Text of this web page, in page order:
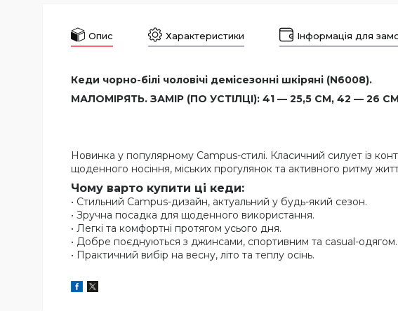
Опис Характеристики Інформація для
Кеди чорно-білі чоловічі демісезонні шкіряні (N6008).
МАЛОМІРЯТЬ. ЗАМІР (ПО УСТІЛЦІ): 41 — 25,5 СМ, 42 — 26
Новинка у популярному Campus-стилі. Класичний силует із
щоденного носіння, міських прогулянок та активного ритму
Чому варто купити ці кеди:
• Стильний Campus-дизайн, актуальний у будь-який сезон.
• Зручна посадка для щоденного використання.
• Легкі та комфортні протягом усього дня.
• Добре поєднуються з джинсами, спортивним та casual-одягом.
• Практичний вибір на весну, літо та теплу осінь.